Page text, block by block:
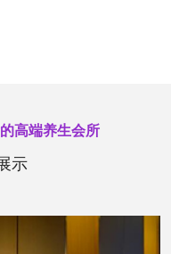
高端养生会所
示